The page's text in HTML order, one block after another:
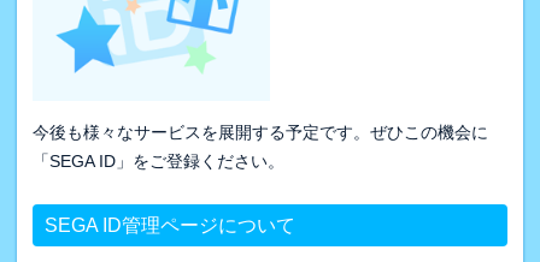
今後も様々なサービスを展開する予定です。ぜひこの機会に
「SEGA ID」をご登録ください。
SEGA ID管理ページについて